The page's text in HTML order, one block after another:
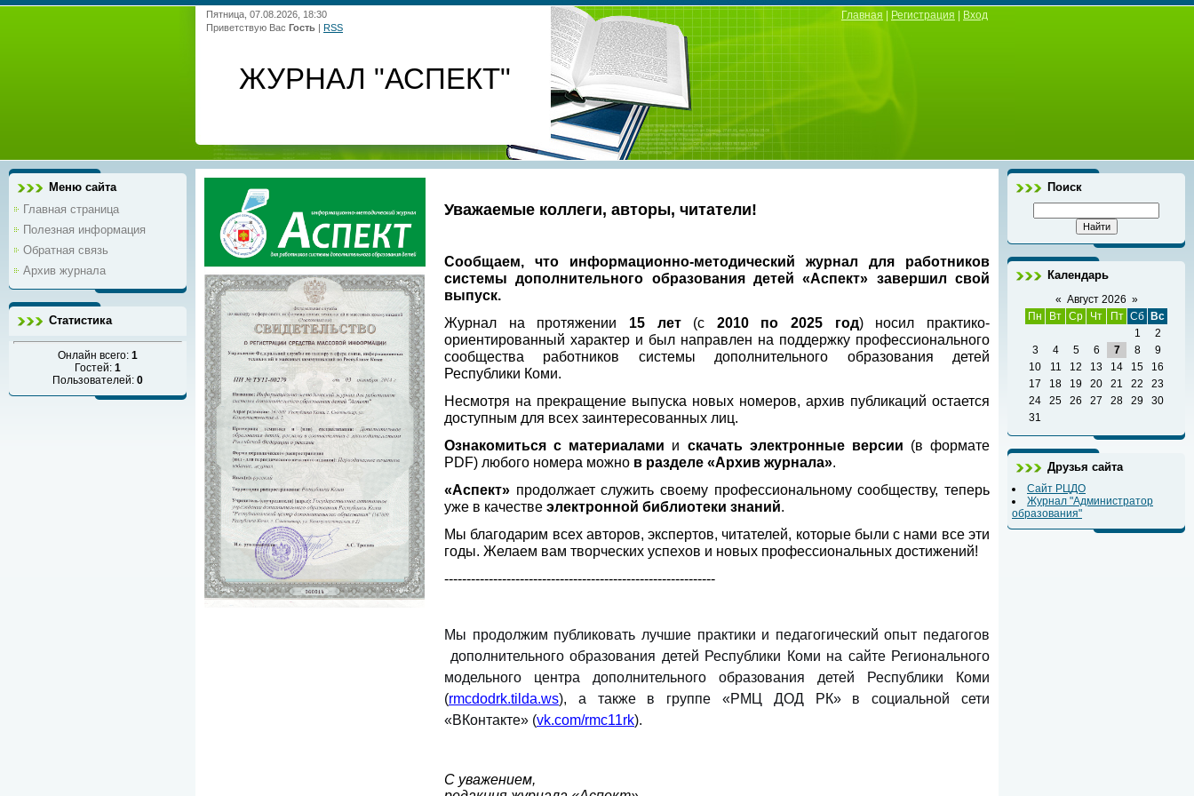
Пятница, 07.08.2026, 18:30
Приветствую Вас Гость | RSS
ЖУРНАЛ "АСПЕКТ"
Главная Регистрация Вход
Меню сайта
Главная страница
Полезная информация
Обратная связь
Архив журнала
Статистика
Онлайн всего: 1
Гостей: 1
Пользователей: 0
Уважаемые коллеги, авторы, читатели!
Сообщаем, что информационно-методический журнал для работников
системы дополнительного образования детей«Аспект» завершил свой
выпуск.
Журнал на протяжении 15 лет(с 2010 по 2025 год) носил практико-
ориентированный характер и был направлен на поддержку профессионального
сообщества работников системы дополнительного образования детей
Республики Коми.
Несмотря на прекращение выпуска новых номеров, архив публикаций остается
доступным для всех заинтересованных лиц.
Ознакомиться с материалами и скачать электронные версии (в формате
PDF) любого номера можно в разделе «Архив журнала».
«Аспект» продолжает служить своему профессиональному сообществу, теперь
уже в качестве электронной библиотеки знаний.
Мы благодарим всех авторов, экспертов, читателей, которые были с нами все эти
годы. Желаем вам творческих успехов и новых профессиональных достижений!
-------------------------------------------------------------
Мы продолжим публиковать лучшие практики и педагогический опыт педагогов
дополнительного образования детей Республики Коми на сайте Регионального
модельного центра дополнительного образования детей Республики Коми
(rmcdodrk.tilda.ws), а также в группе «РМЦ ДОД РК» в социальной сети
«ВКонтакте» (vk.com/rmc11rk).
С уважением,
Поиск
Календарь
« Август 2026 »
Пн
Вт Ср Чт Пт Сб
Вс
1
2
3
4 5 6 7 8
9
10
11 12 13 14 15
16
17
18 19 20 21 22
23
24
25 26 27 28 29
30
31
Друзья сайта
Сайт РЦДО
Журнал "Администратор
образования"